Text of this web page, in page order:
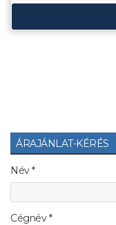
ÁRAJÁNLAT-KÉRÉS
Név *
Cégnév *